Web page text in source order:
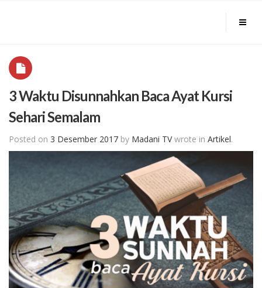
3 Waktu Disunnahkan Baca Ayat Kursi
Sehari Semalam
Posted on 3 Desember 2017 by Madani TVwrote in Artikel.